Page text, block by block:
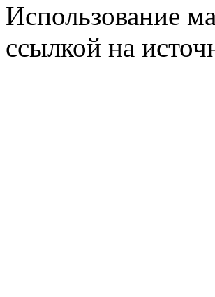
Использование
ссылкой на